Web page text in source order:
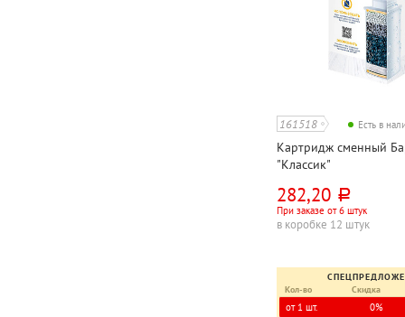
161518 Есть в
Картридж сменный
"Классик"
282,20 руб.
При заказе от 6 штук
в коробке 12 штук
Кол-во
Скидка
от 1 шт. 0%